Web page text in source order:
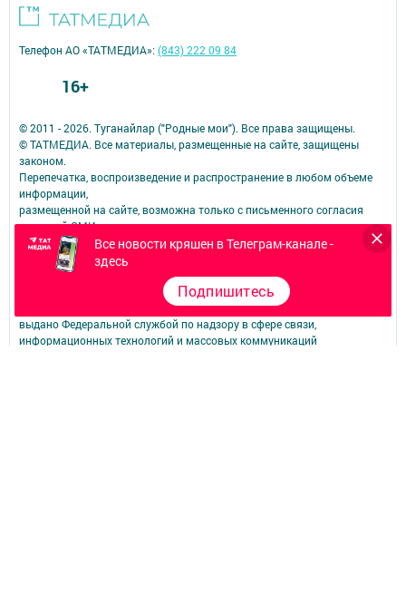
Все новости кряшен в Телеграм-канале -
здесь
Подпишитесь
© 2011 - 2026. Туганайлар ("Родные мои"). Все права защищены.
© ТАТМЕДИА. Все материалы, размещенные на сайте, защищены
законом.
Перепечатка, воспроизведение и распространение в любом объеме
информации,
размещенной на сайте, возможна только с письменного согласия
редакций СМИ.
При поддержке Республиканского агентства по печати и массовым
коммуникациям.
Наименование СМИ: Туганайлар
№ свидетельства о регистрации СМИ, дата: ЭЛ № ФС 77 - 67918 от
выдано Федеральной службой по надзору в сфере связи,
информационных технологий и массовых коммуникаций
Телефон АО «ТАТМЕДИА»:(843) 222 09 84
16+